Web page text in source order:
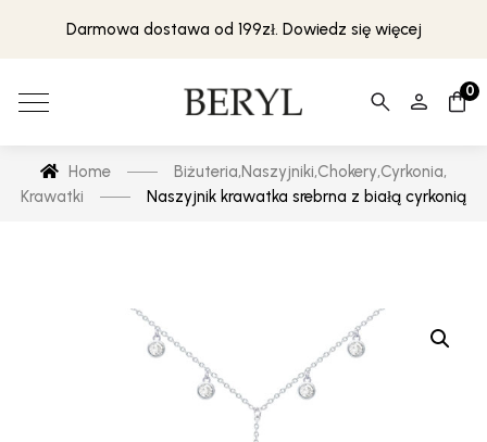
Darmowa dostawa od 199zł. Dowiedz się więcej
0
Home Biżuteria,Naszyjniki,Chokery,Cyrkonia,
Krawatki
Naszyjnik krawatka srebrna z białą cyrkonią